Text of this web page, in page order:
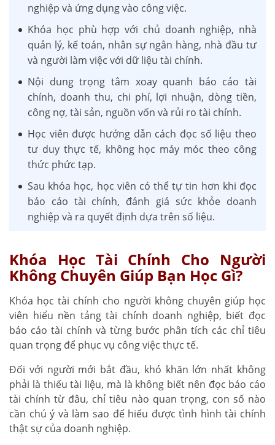
nghiệp và ứng dụng vào công việc.
Khóa học phù hợp với chủ doanh nghiệp, nhà
quản lý, kế toán, nhân sự ngân hàng, nhà đầu tư
và người làm việc với dữ liệu tài chính.
Nội dung trọng tâm xoay quanh báo cáo tài
chính, doanh thu, chi phí, lợi nhuận, dòng tiền,
công nợ, tài sản, nguồn vốn và rủi ro tài chính.
Học viên được hướng dẫn cách đọc số liệu theo
tư duy thực tế, không học máy móc theo công
thức phức tạp.
Sau khóa học, học viên có thể tự tin hơn khi đọc
báo cáo tài chính, đánh giá sức khỏe doanh
nghiệp và ra quyết định dựa trên số liệu.
Khóa Học Tài Chính Cho Người
Không Chuyên Giúp Bạn Học Gì?
Khóa học tài chính cho người không chuyên giúp học
viên hiểu nền tảng tài chính doanh nghiệp, biết đọc
báo cáo tài chính và từng bước phân tích các chỉ tiêu
quan trọng để phục vụ công việc thực tế.
Đối với người mới bắt đầu, khó khăn lớn nhất không
phải là thiếu tài liệu, mà là không biết nên đọc báo cáo
tài chính từ đâu, chỉ tiêu nào quan trọng, con số nào
cần chú ý và làm sao để hiểu được tình hình tài chính
thật sự của doanh nghiệp.